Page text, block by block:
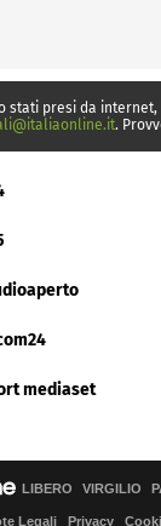
stati presi da
.
mediaset
LIBERO VIRGILIO
Legali Privacy